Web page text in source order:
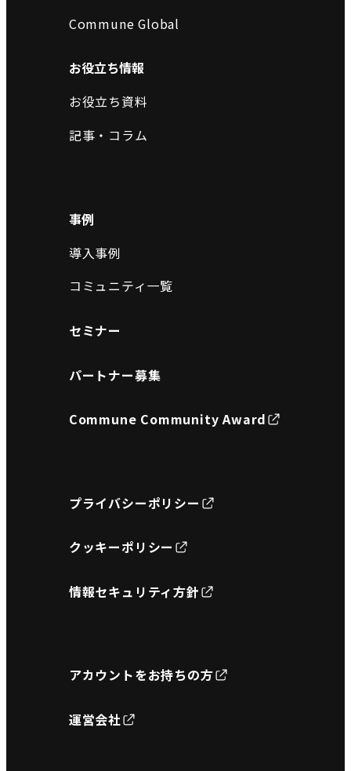
Commune Global
お役立ち情報
お役立ち資料
記事・コラム
事例
導入事例
コミュニティ一覧
セミナー
パートナー募集
Commune Community Award
プライバシーポリシー
クッキーポリシー
情報セキュリティ方針
アカウントをお持ちの方
運営会社